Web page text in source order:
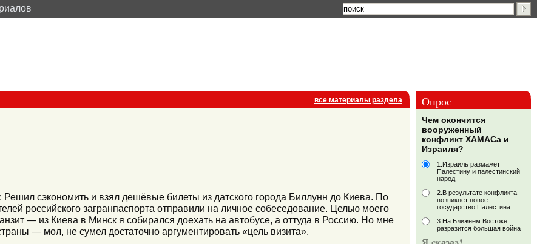
все материалы раздела
сэкономить и взял дешёвые билеты из датского города Биллунн до Киева. По
российского загранпаспорта отправили на личное собеседование. Целью моего
— из Киева в Минск я собирался доехать на автобусе, а оттуда в Россию. Но мне
— мол, не сумел достаточно аргументировать «цель визита».
Опрос
Чем окончится
вооруженный
конфликт ХАМАСа и
Израиля?
1.Израиль размажет
Палестину и палестинский
народ
2.В результате конфликта
возникнет новое
государство Палестина
3.На Ближнем Востоке
разразится большая война